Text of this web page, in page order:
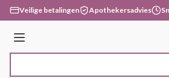
Ga naar de inhoud
Veilige betalingen Apothekersadvies
Menu